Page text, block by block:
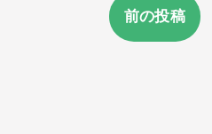
前の投稿